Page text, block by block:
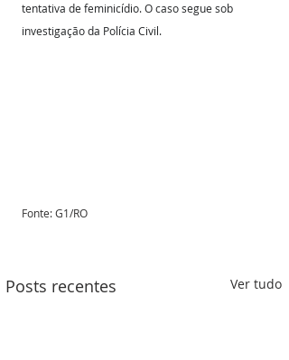
tentativa de feminicídio. O caso segue sob
investigação da Polícia Civil.
Fonte: G1/RO
Posts recentes Ver tudo